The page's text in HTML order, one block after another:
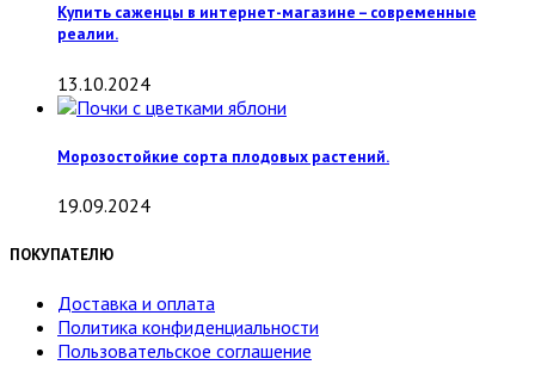
Купить саженцы в интернет-магазине – современные
реалии.
13.10.2024
Морозостойкие сорта плодовых растений.
19.09.2024
ПОКУПАТЕЛЮ
Доставка и оплата
Политика конфиденциальности
Пользовательское соглашение